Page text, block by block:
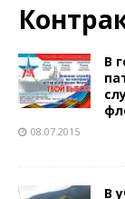
В
08.07.2015
В